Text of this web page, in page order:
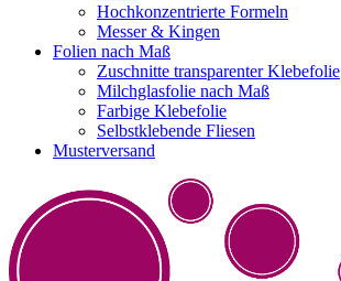
Hochkonzentrierte Formeln
Messer & Kingen
Folien nach Maß
Zuschnitte transparenter Klebefolie
Milchglasfolie nach Maß
Farbige Klebefolie
Selbstklebende Fliesen
Musterversand